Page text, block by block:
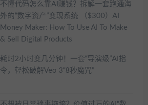
不懂代码怎么靠AI赚钱？拆解一套跑通海
外的“数字资产”变现系统 （$300）AI
Money Maker: How To Use AI To Make
& Sell Digital Products
耗时2小时变几分钟！一套“导演级”AI指
令，轻松破解Veo 3“8秒魔咒”